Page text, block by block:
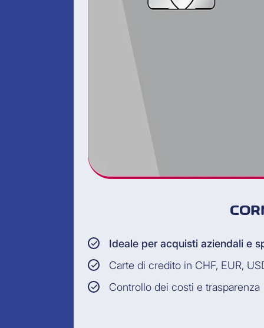
Ideale per acquisti aziendali e
Carte di credito in CHF, EUR,
Controllo dei costi e trasparenza